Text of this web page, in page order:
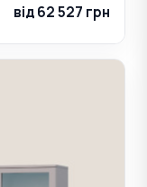
від 62 527 грн